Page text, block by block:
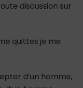
discussion sur
quittes je me
d’un homme,